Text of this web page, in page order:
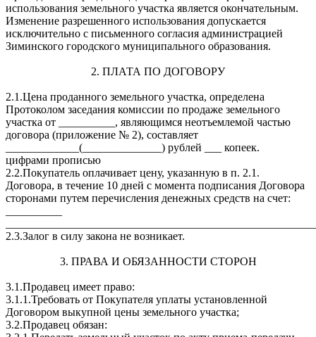
использования земельного участка является окончательным.
Изменение разрешенного использования допускается
исключительно с письменного согласия администрацией
Зиминского городского муниципального образования.
2. ПЛАТА ПО ДОГОВОРУ
2.1.Цена проданного земельного участка, определена
Протоколом заседания комиссии по продаже земельного
участка от __________, являющимся неотъемлемой частью
договора (приложение № 2), составляет
_____________(______________) рублей ___ копеек.
цифрами прописью
2.2.Покупатель оплачивает цену, указанную в п. 2.1.
Договора, в течение 10 дней с момента подписания Договора
сторонами путем перечисления денежных средств на счет:
2.3.Залог в силу закона не возникает.
3. ПРАВА И ОБЯЗАННОСТИ СТОРОН
3.1.Продавец имеет право:
3.1.1.Требовать от Покупателя уплаты установленной
Договором выкупной цены земельного участка;
3.2.Продавец обязан: